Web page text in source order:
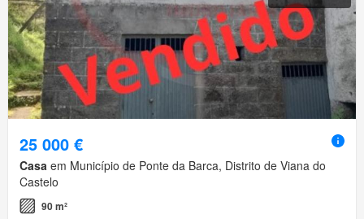
25 000 €
Casa em Município de Ponte da Barca, Distrito de Viana do
Castelo
90 m²